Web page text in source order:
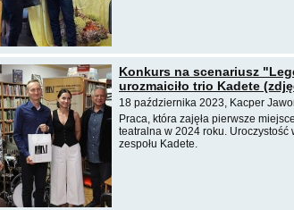
Konkurs na scenariusz
urozmaiciło trio Kadete
18 października 2023, Kacper
Praca, która zajęła pierwsze
teatralna w 2024 roku.
zespołu Kadete.